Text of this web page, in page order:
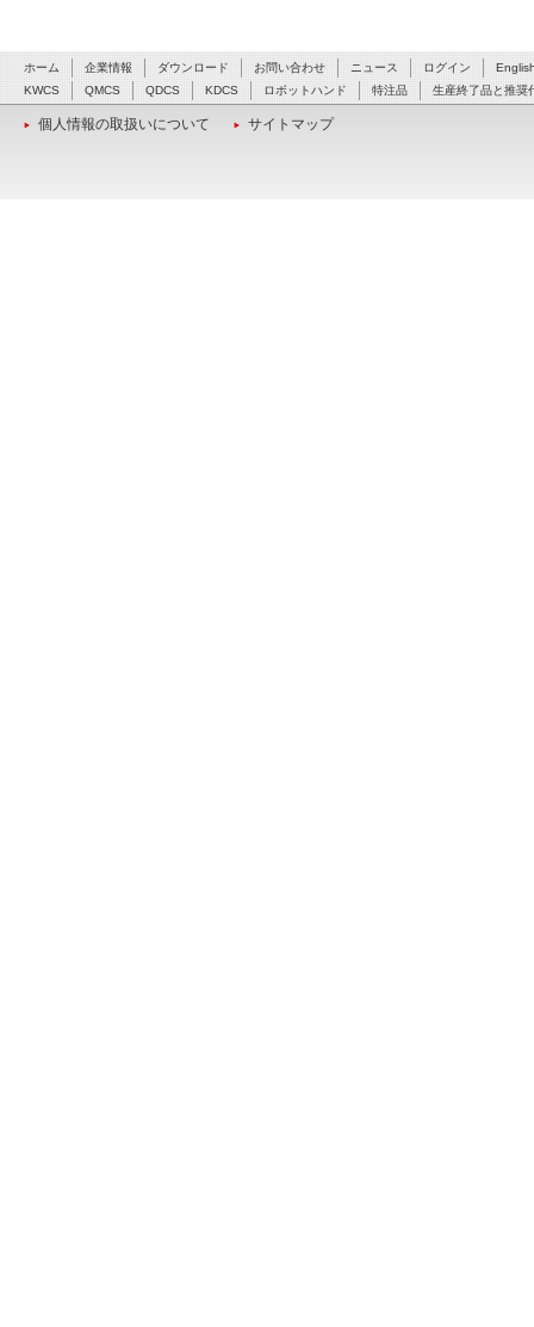
ホーム 企業情報 ダウンロード お問い合わせ ニュース ログイン
KWCS
QMCS QDCS KDCS ロボットハンド 特注品 生産終了品と推奨
個人情報の取扱いについて サイトマップ